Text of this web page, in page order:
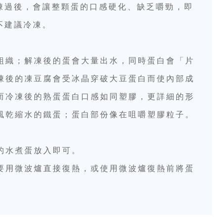
後，會讓整顆蛋的口感硬化、缺乏嚼勁，即
議冷凍。
織；解凍後的蛋會大量出水，同時蛋白會「片
後的凍豆腐會受冰晶穿破大豆蛋白而使內部成
冷凍後的熟蛋蛋白口感如同塑膠，更詳細的形
縮水的鐵蛋；蛋白部份像在咀嚼塑膠粒子。
煮蛋放入即可。
用微波爐直接復熱，或使用微波爐復熱前將蛋